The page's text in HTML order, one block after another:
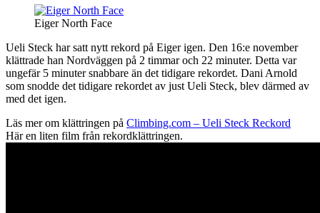
Eiger North Face
Ueli Steck har satt nytt rekord på Eiger igen. Den 16:e november
klättrade han Nordväggen på 2 timmar och 22 minuter. Detta var
ungefär 5 minuter snabbare än det tidigare rekordet. Dani Arnold
som snodde det tidigare rekordet av just Ueli Steck, blev därmed av
med det igen.
Läs mer om klättringen på Climbing.com – Ueli Steck Reckord
Här en liten film från rekordklättringen.